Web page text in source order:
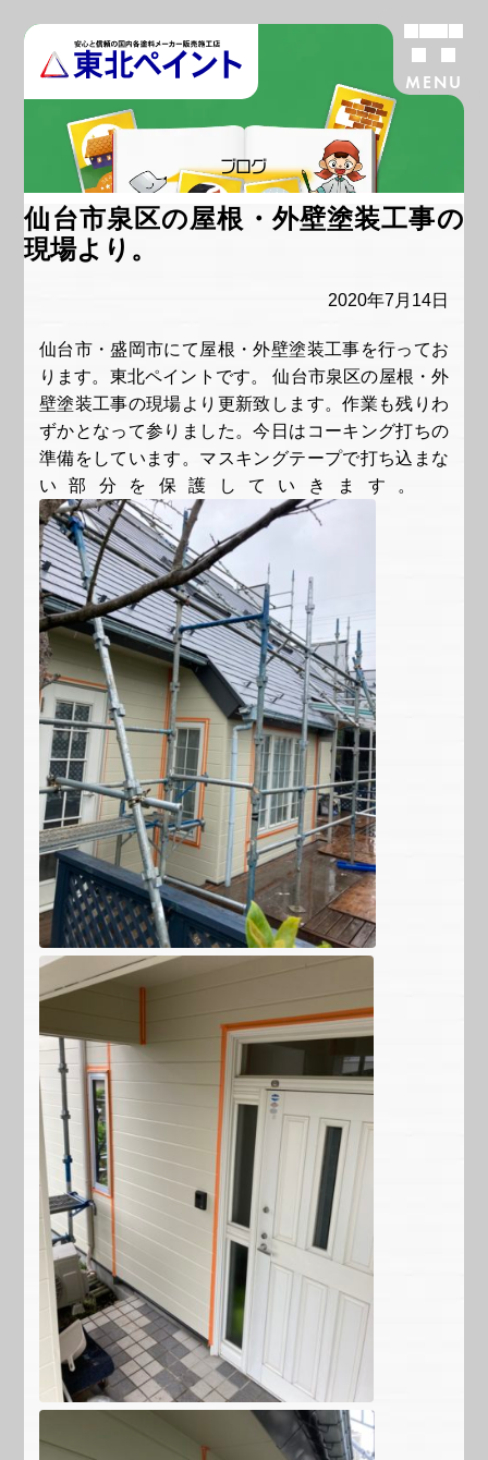
MENU
ブログ
仙台市泉区の屋根・外壁塗装工事の
現場より。
2020年7月14日
仙台市・盛岡市にて屋根・外壁塗装工事を行ってお
ります。東北ペイントです。 仙台市泉区の屋根・外
壁塗装工事の現場より更新致します。作業も残りわ
ずかとなって参りました。今日はコーキング打ちの
準備をしています。マスキングテープで打ち込まな
い部分を保護していきます。